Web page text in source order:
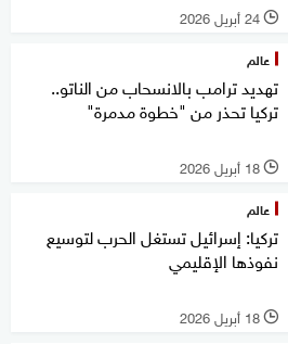
l 24 أبريل 2026
عالم
تهديد ترامب بالانسحاب من الناتو..
تركيا تحذر من "خطوة مدمرة"
l 18 أبريل 2026
عالم
تركيا: إسرائيل تستغل الحرب لتوسيع
نفوذها الإقليمي
l 18 أبريل 2026